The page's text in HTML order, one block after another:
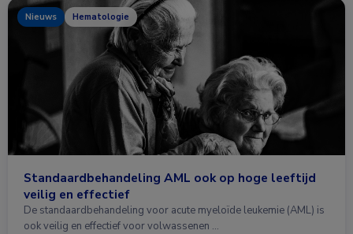
Nieuws Hematologie
Standaardbehandeling AML ook op hoge leeftijd
veilig en effectief
De standaardbehandeling voor acute myeloïde leukemie (AML) is
ook veilig en effectief voor volwassenen …